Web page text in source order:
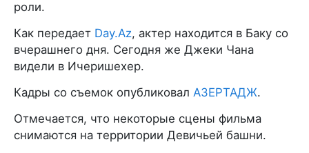
роли.
Как передает Day.Az, актер находится в Баку со
вчерашнего дня. Сегодня же Джеки Чана
видели в Ичеришехер.
Кадры со съемок опубликовал АЗЕРТАДЖ.
Отмечается, что некоторые сцены фильма
снимаются на территории Девичьей башни.